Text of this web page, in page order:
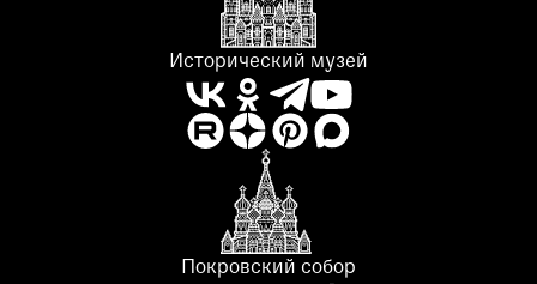
Исторический музей
Покровский собор